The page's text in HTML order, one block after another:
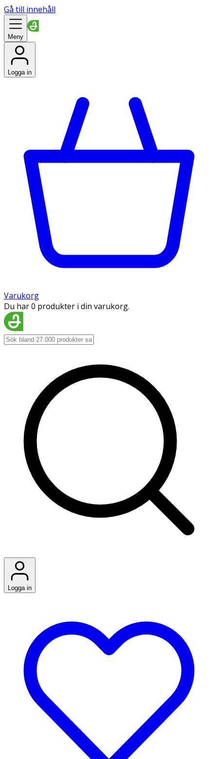
Gå till innehåll
Meny
Logga in
Varukorg
Du har 0 produkter i din varukorg.
Logga in